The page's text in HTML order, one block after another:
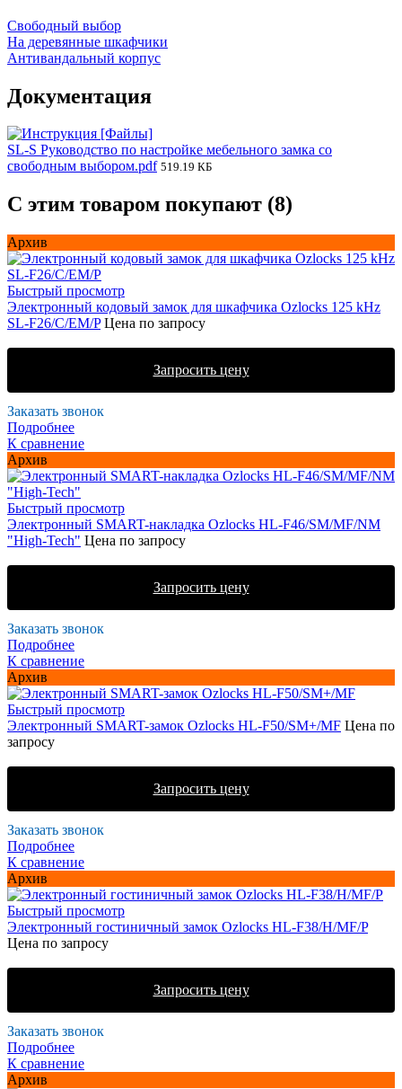
Свободный выбор
На деревянные шкафчики
Антивандальный корпус
Документация
SL-S Руководство по настройке мебельного замка со
свободным выбором.pdf 519.19 КБ
С этим товаром покупают (8)
Архив
Быстрый просмотр
Электронный кодовый замок для шкафчика Ozlocks 125 kHz
SL-F26/C/EM/P Цена по запросу
Запросить цену
Заказать звонок
Подробнее
К сравнение
Архив
Быстрый просмотр
Электронный SMART-накладка Ozlocks HL-F46/SM/MF/NM
"High-Tech" Цена по запросу
Запросить цену
Заказать звонок
Подробнее
К сравнение
Архив
Быстрый просмотр
Электронный SMART-замок Ozlocks HL-F50/SM+/MF Цена по
запросу
Запросить цену
Заказать звонок
Подробнее
К сравнение
Архив
Быстрый просмотр
Электронный гостиничный замок Ozlocks HL-F38/H/MF/P
Цена по запросу
Запросить цену
Заказать звонок
Подробнее
К сравнение
Архив